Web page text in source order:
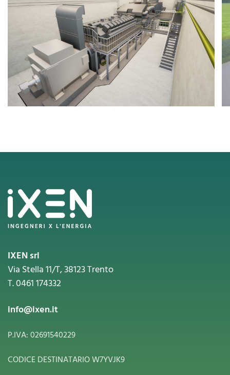
IXEN srl
Via Stella 11/T, 38123 Trento
T. 0461 174332
info@ixen.it
P.IVA: 02691540229
CODICE DESTINATARIO W7YVJK9